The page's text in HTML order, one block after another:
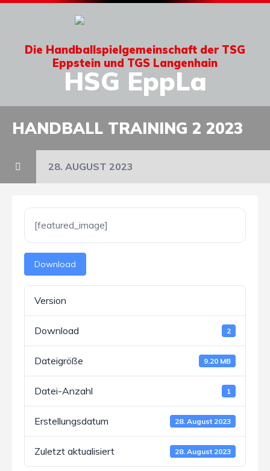
Die Handballspielgemeinschaft der TSG
Eppstein und TGS Langenhain
HSG EppLa
HANDBALL TRAINING 2 2023
28. AUGUST 2023
[featured_image]
Download
Version
Download 2
Dateigröße 9.20 MB
Datei-Anzahl 1
Erstellungsdatum 28. August 2023
Zuletzt aktualisiert 28. August 2023